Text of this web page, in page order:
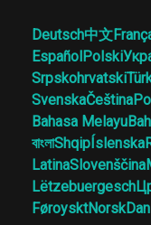
Deutsch中文
EspañolPolski
Srpskohrvatski
SvenskaČeština
Bahasa Melayu
বাংলাShqipÍslenska
LatinaSlovenščina
Lëtzebuergesch
FøroysktNorsk